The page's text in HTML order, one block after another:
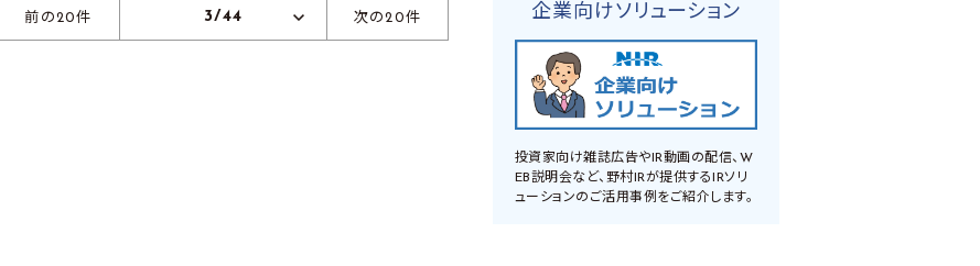
前の20件 3/44 次の20件 企業向けソリューション
投資家向け雑誌広告やIR動画の配信、W
EB説明会など、野村IRが提供するIRソリ
ューションのご活用事例をご紹介します。